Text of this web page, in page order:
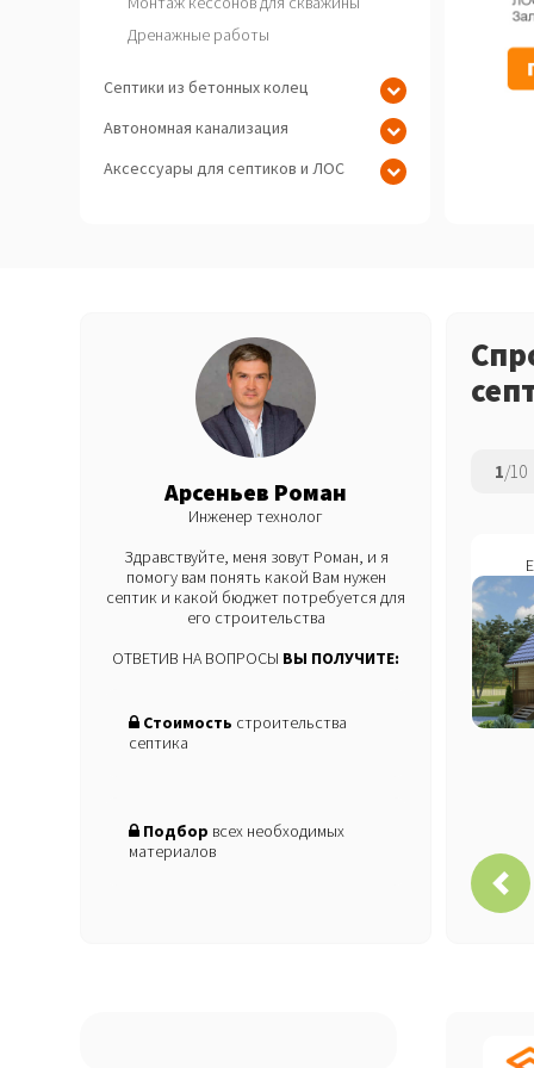
Дренажные работы
Септики из бетонных колец
Автономная канализация
Аксессуары для септиков и ЛОС
Арсеньев Роман
Инженер технолог
Здравствуйте, меня зовут Роман, и я
помогу вам понять какой Вам нужен
септик и какой бюджет потребуется для
его строительства
ОТВЕТИВ НА ВОПРОСЫ ВЫ ПОЛУЧИТЕ:
Стоимость строительства
септика
Подбор всех необходимых
материалов
1/10